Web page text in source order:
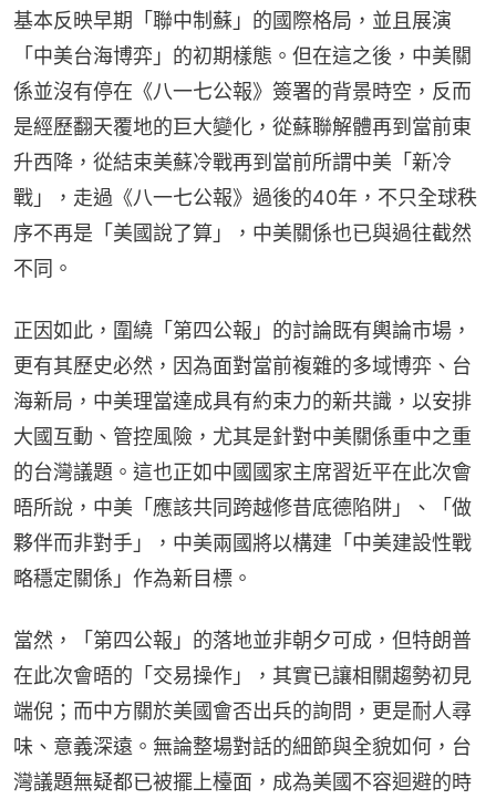
基本反映早期「聯中制蘇」的國際格局，並且展演
「中美台海博弈」的初期樣態。但在這之後，中美關
係並沒有停在《八一七公報》簽署的背景時空，反而
是經歷翻天覆地的巨大變化，從蘇聯解體再到當前東
升西降，從結束美蘇冷戰再到當前所謂中美「新冷
戰」，走過《八一七公報》過後的40年，不只全球秩
序不再是「美國說了算」，中美關係也已與過往截然
不同。
正因如此，圍繞「第四公報」的討論既有輿論市場，
更有其歷史必然，因為面對當前複雜的多域博弈、台
海新局，中美理當達成具有約束力的新共識，以安排
大國互動、管控風險，尤其是針對中美關係重中之重
的台灣議題。這也正如中國國家主席習近平在此次會
晤所說，中美「應該共同跨越修昔底德陷阱」、「做
夥伴而非對手」，中美兩國將以構建「中美建設性戰
略穩定關係」作為新目標。
當然，「第四公報」的落地並非朝夕可成，但特朗普
在此次會晤的「交易操作」，其實已讓相關趨勢初見
端倪；而中方關於美國會否出兵的詢問，更是耐人尋
味、意義深遠。無論整場對話的細節與全貌如何，台
灣議題無疑都已被擺上檯面，成為美國不容迴避的時